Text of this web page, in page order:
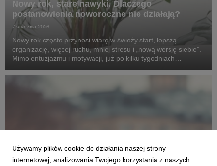
Nowy rok, stare nawyki. Dlaczego
postanowienia noworoczne nie działają?
7 stycznia 2026
Nowy rok często przynosi wiarę w świeży start, lepszą
organizację, więcej ruchu, mniej stresu i „nową wersję siebie”.
Mimo entuzjazmu i motywacji, już po kilku tygodniach
rozczarowanie i poczucie winy. Sprawdź, d...
Używamy plików cookie do działania naszej strony
internetowej, analizowania Twojego korzystania z naszych